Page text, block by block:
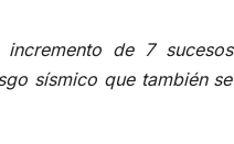
de 7 sucesos
sísmico que también se